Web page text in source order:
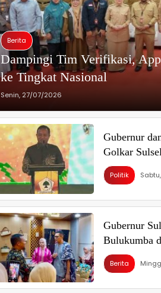
Berita
Dampingi Tim Verifikasi,
ke Tingkat Nasional
Senin, 27/07/2026
Gubernur
Golkar Sulsel
Politik
Gubernur
Bulukumba
Berita